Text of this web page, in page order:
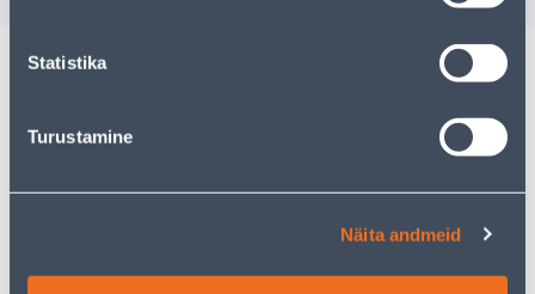
Statistika
Turustamine
Näita andmeid